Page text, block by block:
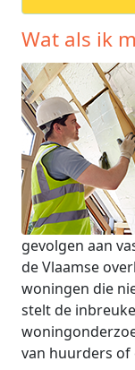
Wat als ik
gevolgen aan
de Vlaamse
woningen die
stelt de
van huurders of